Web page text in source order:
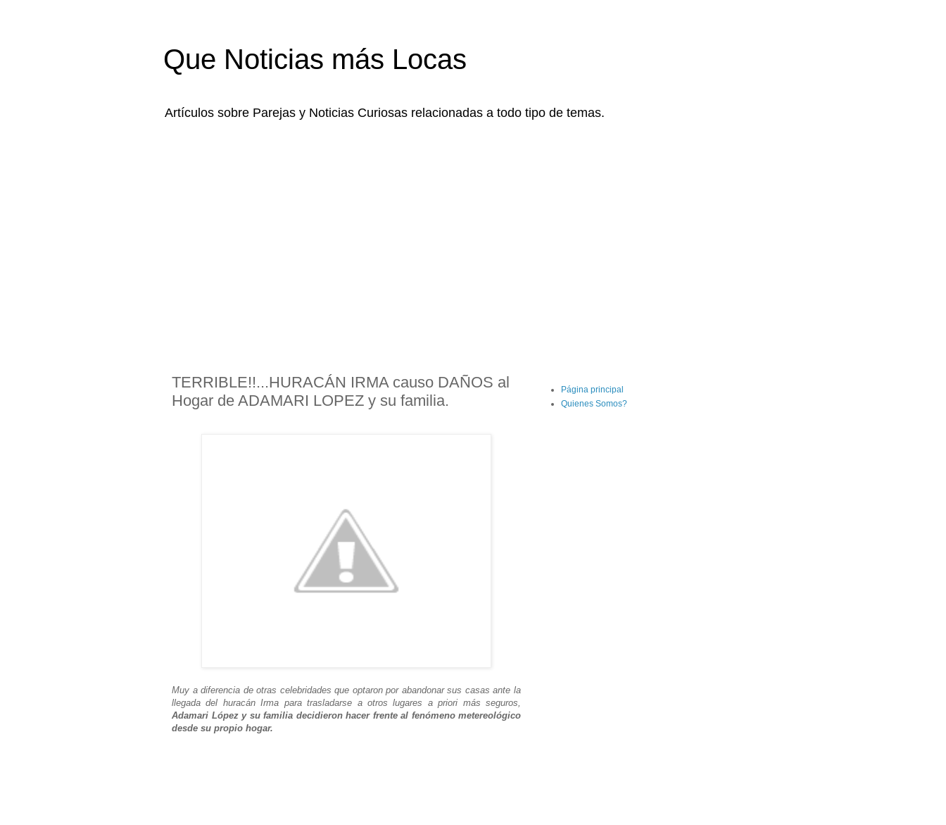
Que Noticias más Locas
Artículos sobre Parejas y Noticias Curiosas relacionadas a todo tipo de temas.
TERRIBLE!!...HURACÁN IRMA causo DAÑOS al
Hogar de ADAMARI LOPEZ y su familia.
Muy a diferencia de otras celebridades que optaron por abandonar sus casas ante la
llegada del huracán Irma para trasladarse a otros lugares a priori más seguros,
Adamari López y su familia decidieron hacer frente al fenómeno metereológico
desde su propio hogar.
Página principal
Quienes Somos?